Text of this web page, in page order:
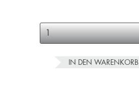
IN DEN WARENKORB